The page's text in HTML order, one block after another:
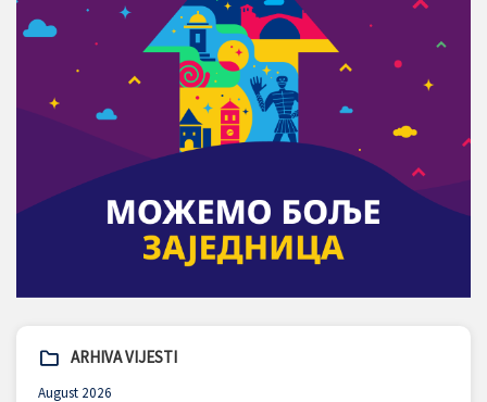
ARHIVA VIJESTI
August 2026